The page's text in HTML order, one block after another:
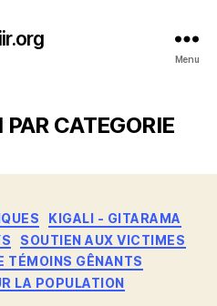
Menu
PAR CATEGORIE
Catégories
KIGALI - GITARAMA
SOUTIEN AUX VICTIMES
TÉMOINS GÊNANTS
LA POPULATION